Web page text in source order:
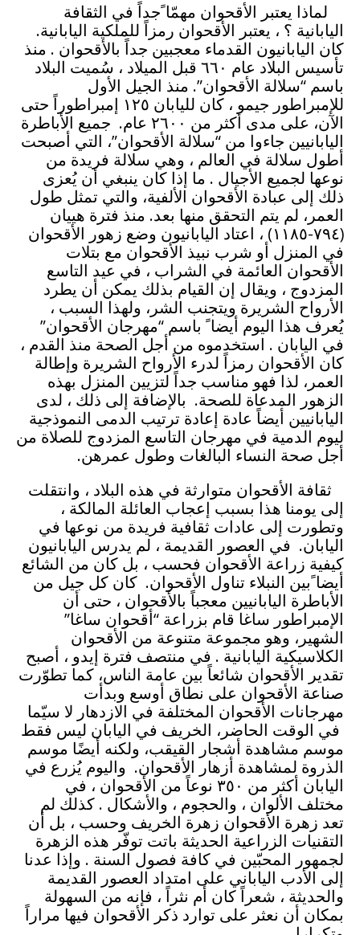
لماذا يعتبر الأقحوان مهمّا ًجداً في الثقافة
اليابانية ؟ ، يعتبر الأقحوان رمزاً للملكية اليابانية.
كان اليابانيون القدماء معجبين جداً بالأقحوان . منذ
تأسيس البلاد عام ٦٦٠ قبل الميلاد ، سُميت البلاد
باسم “سلالة الأقحوان”. منذ الجيل الأول
للإمبراطور جيمو ، كان لليابان ١٢٥ إمبراطوراً حتى
الآن، على مدى أكثر من ٢٦٠٠ عام. جميع الأباطرة
اليابانيين جاءوا من “سلالة الأقحوان”، التي أصبحت
أطول سلالة في العالم ، وهي سلالة فريدة من
نوعها لجميع الأجيال . ما إذا كان ينبغي أن يُعزى
ذلك إلى عبادة الأقحوان الألفية، والتي تمثل طول
العمر، لم يتم التحقق منها بعد. منذ فترة هييان
(٧٩٤-١١٨٥) ، اعتاد اليابانيون وضع زهور الأقحوان
في المنزل أو شرب نبيذ الأقحوان مع بتلات
الأقحوان العائمة في الشراب ، في عيد التاسع
المزدوج ، ويقال إن القيام بذلك يمكن أن يطرد
الأرواح الشريرة ويتجنب الشر، ولهذا السبب ،
يُعرف هذا اليوم أيضا ً باسم “مهرجان الأقحوان”
في اليابان . استخدموه من أجل الصحة منذ القدم ،
كان الأقحوان رمزاً لدرء الأرواح الشريرة وإطالة
العمر، لذا فهو مناسب جداً لتزيين المنزل بهذه
الزهور المدعاة للصحة. بالإضافة إلى ذلك ، لدى
اليابانيين أيضاً عادة إعادة ترتيب الدمى النموذجية
ليوم الدمية في مهرجان التاسع المزدوج للصلاة من
أجل صحة النساء البالغات وطول عمرهن.
ثقافة الأقحوان متوارثة في هذه البلاد ، وانتقلت
إلى يومنا هذا بسبب إعجاب العائلة المالكة ،
وتطورت إلى عادات ثقافية فريدة من نوعها في
اليابان. في العصور القديمة ، لم يدرس اليابانيون
كيفية زراعة الأقحوان فحسب ، بل كان من الشائع
أيضا ًبين النبلاء تناول الأقحوان. كان كل جيل من
الأباطرة اليابانيين معجباً بالأقحوان ، حتى أن
الإمبراطور ساغا قام بزراعة “أقحوان ساغا”
الشهير، وهو مجموعة متنوعة من الأقحوان
الكلاسيكية اليابانية . في منتصف فترة إيدو ، أصبح
تقدير الأقحوان شائعاً بين عامة الناس، كما تطوّرت
صناعة الأقحوان على نطاق أوسع وبدأت
مهرجانات الأقحوان المختلفة في الازدهار لا سيّما
في الوقت الحاضر، الخريف في اليابان ليس فقط
موسم مشاهدة أشجار القيقب، ولكنه أيضًا موسم
الذروة لمشاهدة أزهار الأقحوان. واليوم يُزرع في
اليابان أكثر من ٣٥٠ نوعاً من الأقحوان ، في
مختلف الألوان ، والحجوم ، والأشكال . كذلك لم
تعد زهرة الأقحوان زهرة الخريف وحسب ، بل أن
التقنيات الزراعية الحديثة باتت توفّر هذه الزهرة
لجمهور المحبّين في كافة فصول السنة . وإذا عدنا
إلى الأدب الياباني على امتداد العصور القديمة
والحديثة ، شعراً كان أم نثراً ، فإنه من السهولة
بمكان أن نعثر على توارد ذكر الأقحوان فيها مراراً